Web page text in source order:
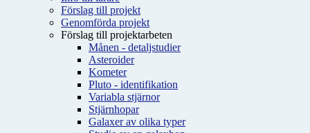
Förslag till projekt
Genomförda projekt
Förslag till projektarbeten
Månen - detaljstudier
Asteroider
Kometer
Pluto - identifikation
Variabla stjärnor
Stjärnhopar
Galaxer av olika typer